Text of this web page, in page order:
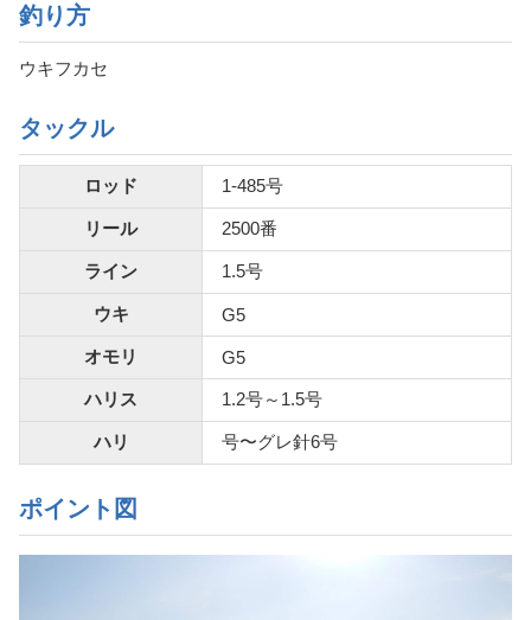
釣り方
ウキフカセ
タックル
ロッド 1-485号
リール 2500番
ライン 1.5号
ウキ G5
オモリ G5
ハリス 1.2号～1.5号
ハリ 号〜グレ針6号
ポイント図